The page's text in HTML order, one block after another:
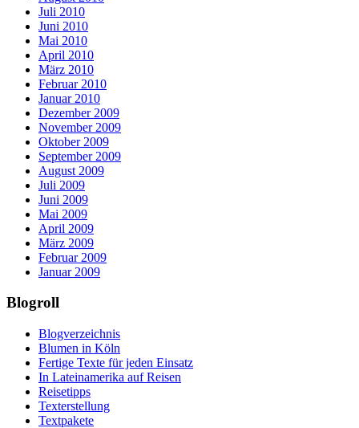
Juli 2010
Juni 2010
Mai 2010
April 2010
März 2010
Februar 2010
Januar 2010
Dezember 2009
November 2009
Oktober 2009
September 2009
August 2009
Juli 2009
Juni 2009
Mai 2009
April 2009
März 2009
Februar 2009
Januar 2009
Blogroll
Blogverzeichnis
Blumen in Köln
Fertige Texte für jeden Einsatz
In Lateinamerika auf Reisen
Reisetipps
Texterstellung
Textpakete